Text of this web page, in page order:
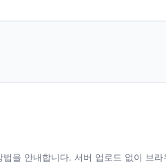
을 안내합니다. 서버 업로드 없이 브